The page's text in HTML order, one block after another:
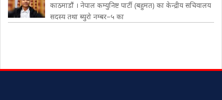
काठमाडौं । नेपाल कम्युनिष्ट पार्टी (बहुमत) का केन्द्रीय सचिवालय
सदस्य तथा ब्युरो नम्बर–५ का